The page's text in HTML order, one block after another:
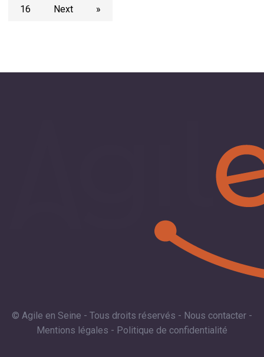
16 Next »
© Agile en Seine - Tous droits réservés - Nous contacter -
Mentions légales - Politique de confidentialité